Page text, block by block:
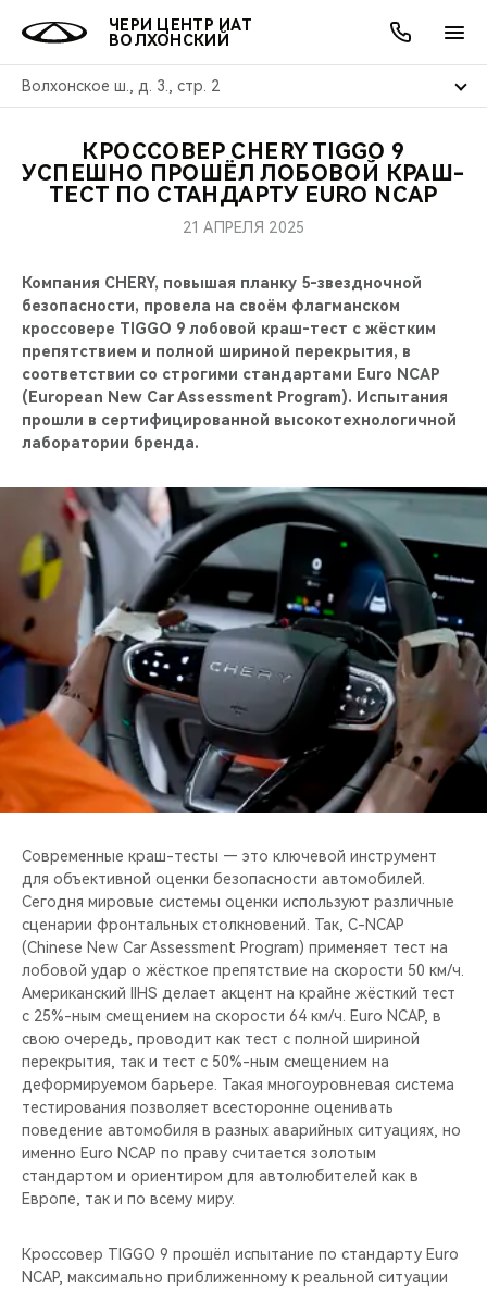
ЧЕРИ ЦЕНТР ИАТ
ВОЛХОНСКИЙ
Волхонское ш., д. 3., стр. 2
МОДЕЛИ
КРОССОВЕРЫ
СЕДАНЫ
НОВИНКИ
ПОКУПАТЕЛЯМ
ВЛАДЕЛЬЦАМ
ПОДДЕРЖКА
CHERY CONNECT
МИР CHERY
CHERY В СОЦСЕТЯХ
ЛЮДИ CHERY
БЛАГОТВОРИТЕЛЬНОСТЬ
CHERY REMOTE
CHERY И СПОРТ
НАШИ МЕРОПРИЯТИЯ
ВИДЕООБЗОРЫ
CHERY ДЛЯ ДЕТЕЙ
АКЦИИ
ОНЛАЙН СЕРВИСЫ
О КОМПАНИИ
КРОССОВЕР CHERY TIGGO 9
УСПЕШНО ПРОШЁЛ ЛОБОВОЙ КРАШ-
ТЕСТ ПО СТАНДАРТУ EURO NCAP
21 АПРЕЛЯ 2025
Компания CHERY, повышая планку 5-звездночной
безопасности, провела на своём флагманском
кроссовере TIGGO 9 лобовой краш-тест c жёстким
препятствием и полной шириной перекрытия, в
соответствии со строгими стандартами Euro NCAP
(European New Car Assessment Program). Испытания
прошли в сертифицированной высокотехнологичной
лаборатории бренда.
Современные краш-тесты — это ключевой инструмент
для объективной оценки безопасности автомобилей.
Сегодня мировые системы оценки используют различные
сценарии фронтальных столкновений. Так, C-NCAP
(Chinese New Car Assessment Program) применяет тест на
лобовой удар о жёсткое препятствие на скорости 50 км/ч.
Американский IIHS делает акцент на крайне жёсткий тест
с 25%-ным смещением на скорости 64 км/ч. Euro NCAP, в
свою очередь, проводит как тест с полной шириной
перекрытия, так и тест с 50%-ным смещением на
деформируемом барьере. Такая многоуровневая система
тестирования позволяет всесторонне оценивать
поведение автомобиля в разных аварийных ситуациях, но
именно Euro NCAP по праву считается золотым
стандартом и ориентиром для автолюбителей как в
Европе, так и по всему миру.
Кроссовер TIGGO 9 прошёл испытание по стандарту Euro
NCAP, максимально приближенному к реальной ситуации